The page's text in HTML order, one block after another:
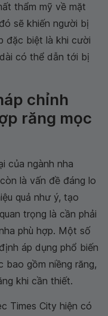
thẩm mỹ về mặt
sẽ khiến người bị
đặc biệt là khi cười
có thể dẫn tới bị
chỉnh
răng mọc
của ngành nha
là vấn đề đáng lo
quả như ý, tạo
trọng là cần phải
phù hợp. Một số
áp dụng phổ biến
bao gồm niềng răng,
khi cần thiết.
Times City hiện có